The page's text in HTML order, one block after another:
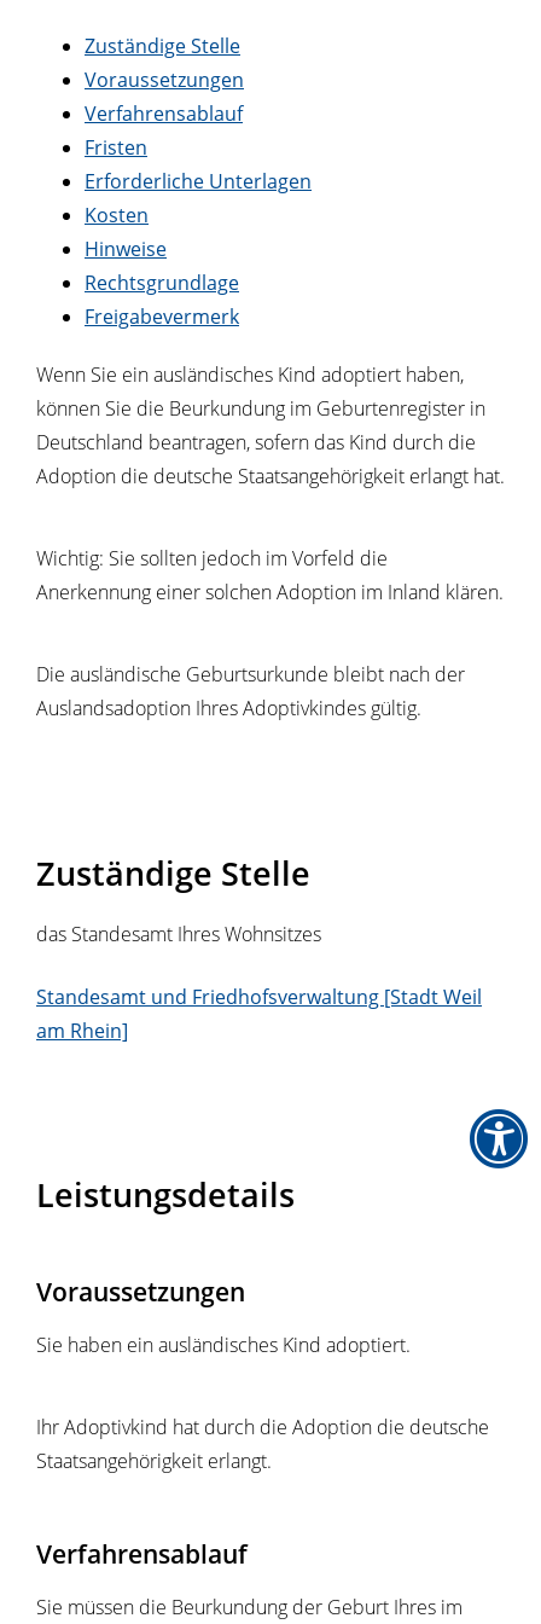
Zuständige Stelle
Voraussetzungen
Verfahrensablauf
Fristen
Erforderliche Unterlagen
Kosten
Hinweise
Rechtsgrundlage
Freigabevermerk
Wenn Sie ein ausländisches Kind adoptiert haben,
können Sie die Beurkundung im Geburtenregister in
Deutschland beantragen, sofern das Kind durch die
Adoption die deutsche Staatsangehörigkeit erlangt hat.
Wichtig: Sie sollten jedoch im Vorfeld die
Anerkennung einer solchen Adoption im Inland klären.
Die ausländische Geburtsurkunde bleibt nach der
Auslandsadoption Ihres Adoptivkindes gültig.
Zuständige Stelle
das Standesamt Ihres Wohnsitzes
Standesamt und Friedhofsverwaltung [Stadt Weil
am Rhein]
Leistungsdetails
Voraussetzungen
Sie haben ein ausländisches Kind adoptiert.
Ihr Adoptivkind hat durch die Adoption die deutsche
Staatsangehörigkeit erlangt.
Verfahrensablauf
Sie müssen die Beurkundung der Geburt Ihres im